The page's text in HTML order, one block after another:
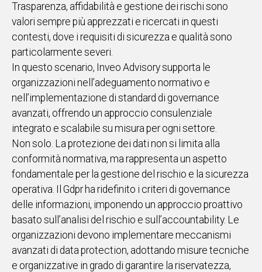
UNISCITI
WHATSAPP
Social
Trasparenza, affidabilità e gestione dei rischi sono
valori sempre più apprezzati e ricercati in questi
contesti, dove i requisiti di sicurezza e qualità sono
particolarmente severi.
In questo scenario, Inveo Advisory supporta le
organizzazioni nell’adeguamento normativo e
nell’implementazione di standard di governance
avanzati, offrendo un approccio consulenziale
integrato e scalabile su misura per ogni settore.
Non solo. La protezione dei dati non si limita alla
conformità normativa, ma rappresenta un aspetto
fondamentale per la gestione del rischio e la sicurezza
operativa. Il Gdpr ha ridefinito i criteri di governance
delle informazioni, imponendo un approccio proattivo
basato sull’analisi del rischio e sull’accountability. Le
organizzazioni devono implementare meccanismi
avanzati di data protection, adottando misure tecniche
e organizzative in grado di garantire la riservatezza,